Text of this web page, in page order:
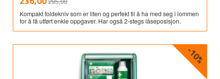
mva.
Kompakt foldekniv som er liten og perfekt til å ha med seg i lommen
for å få utført enkle oppgaver. Har også 2-stegs låseposisjon.
-10%